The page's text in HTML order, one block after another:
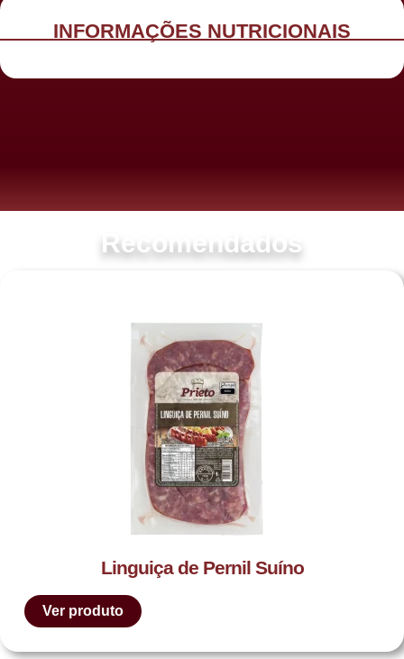
INFORMAÇÕES NUTRICIONAIS
Recomendados
Linguiça de Pernil Suíno
Ver produto